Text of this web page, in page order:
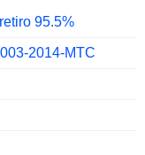
95.5%
2014-MTC